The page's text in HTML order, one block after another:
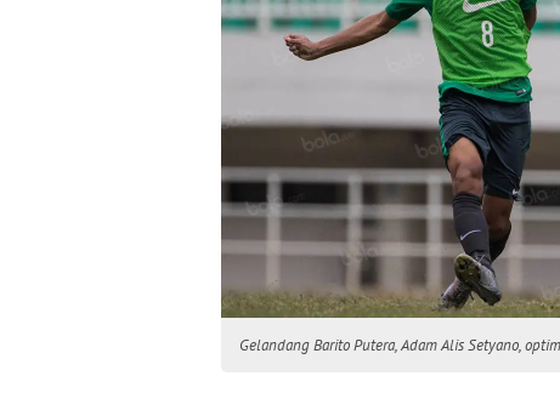
Gelandang Barito Putera, Adam Alis Setyano,